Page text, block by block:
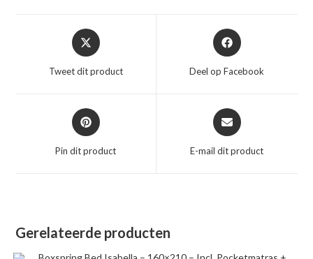
Opent
in
nieuw
Tweet dit product
Opent
in
nieuw
Deel op Facebook
Opent
in
nieuw
Pin dit product
Opent
in
nieuw
E-mail dit product
Gerelateerde producten